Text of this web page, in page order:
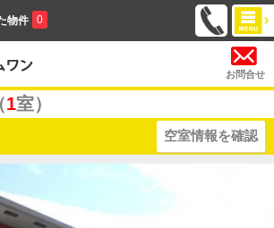
物件 0
お問合せ
1室）
空室情報を確認